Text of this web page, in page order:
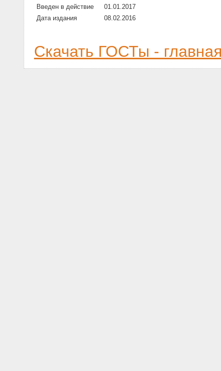
Введен в действие
01.01.2017
Дата издания
08.02.2016
Скачать ГОСТы -